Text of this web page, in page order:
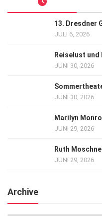
13. Dresdner
JULI 6, 2026
Reiselust und
JUNI 30, 2026
JUNI 30, 2026
Marilyn
JUNI 29, 2026
Ruth
JUNI 29, 2026
Archive